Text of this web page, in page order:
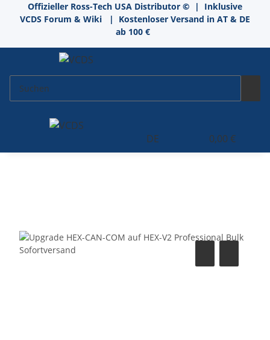
Offizieller Ross-Tech USA Distributor © | Inklusive
VCDS Forum & Wiki
| Kostenloser Versand in AT & DE
ab 100 €
DE 0,00 €